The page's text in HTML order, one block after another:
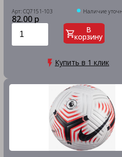
Арт: CQ7151-103 Наличие
82.00 р
В
корзину
Купить в 1 клик